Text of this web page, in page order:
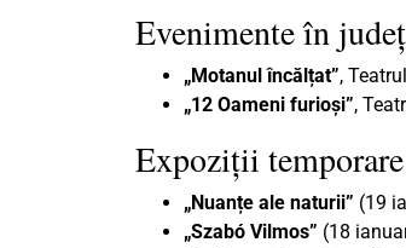
Evenimente în
„Motanul încălțat”,
„12 Oameni furioși”,
Expoziții
„Nuanțe ale naturii” (19
„Szabó Vilmos” (18